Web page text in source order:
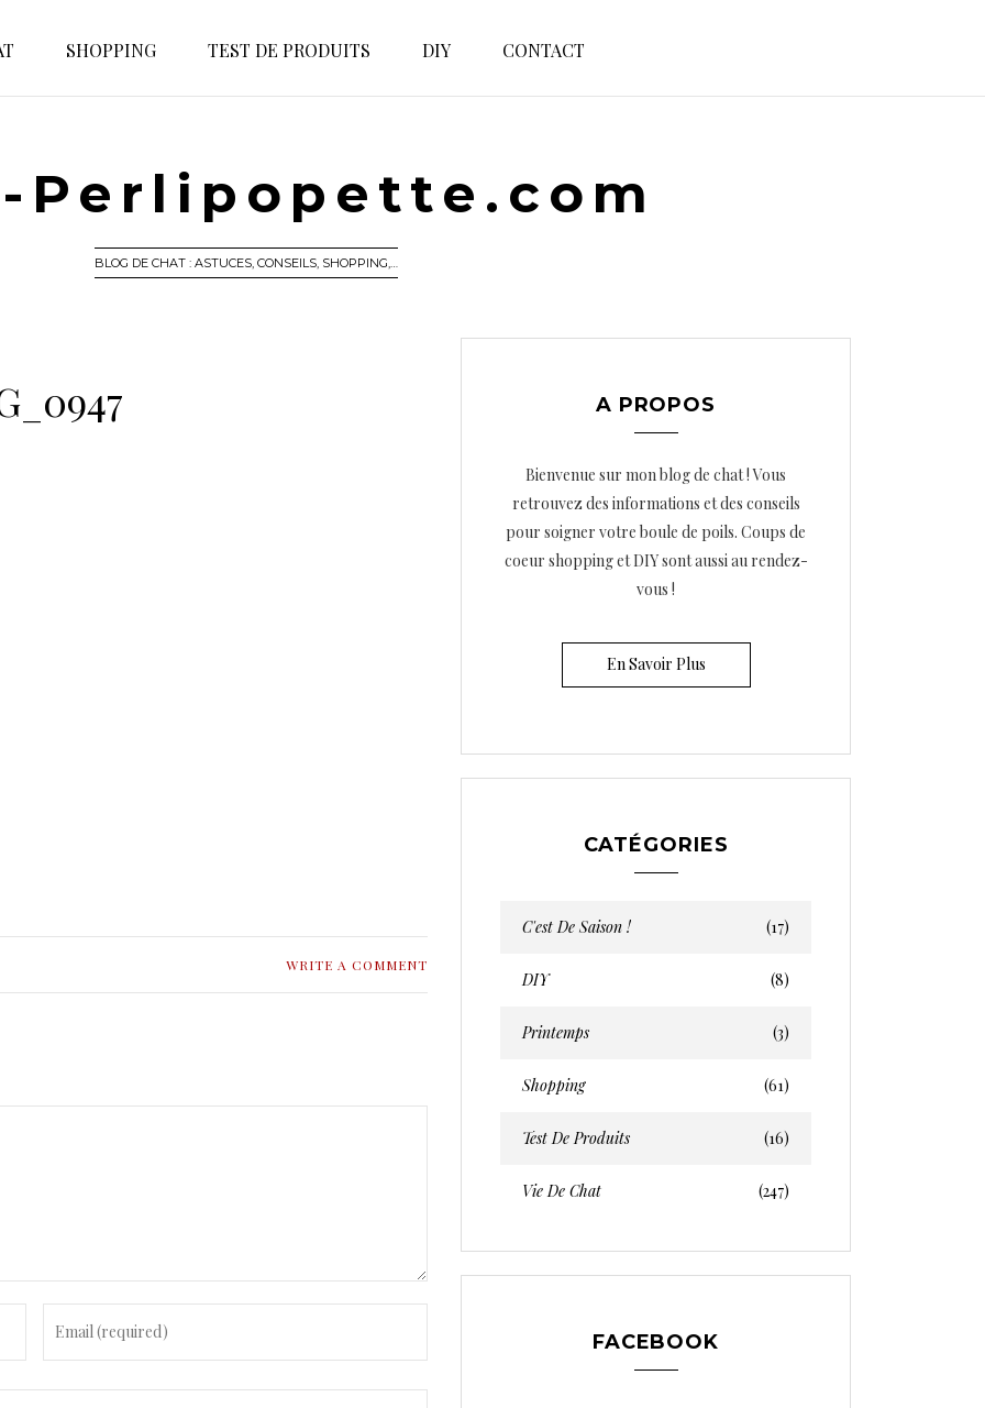
SHOPPING TEST DE PRODUITS DIY CONTACT
Perlipopette.com
BLOG DE CHAT : ASTUCES, CONSEILS, SHOPPING,…
WRITE A COMMENT
A PROPOS
Bienvenue sur mon blog de chat ! Vous
retrouvez des informations et des conseils
pour soigner votre boule de poils. Coups de
coeur shopping et DIY sont aussi au rendez-
vous !
En Savoir Plus
CATÉGORIES
C'est De Saison ! (17)
DIY (8)
Printemps (3)
Shopping (61)
Test De Produits (16)
Vie De Chat (247)
FACEBOOK